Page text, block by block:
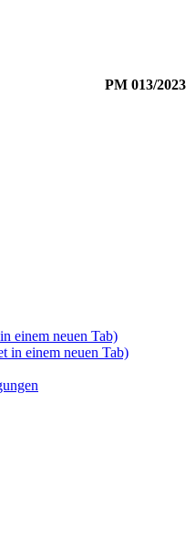
PM 013/2023
einem neuen Tab)
in einem neuen Tab)